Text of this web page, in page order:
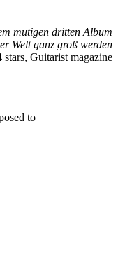
mutigen dritten Album
Welt ganz groß werden
stars, Guitarist magazine
to